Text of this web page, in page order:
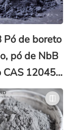
Pó de boreto
pó de NbB
CAS 12045-